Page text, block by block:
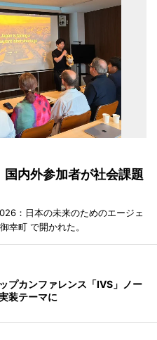
内外参加者が社会課題
：日本の未来のためのエージェ
幸町 で開かれた。
プカンファレンス「IVS」ノー
装テーマに